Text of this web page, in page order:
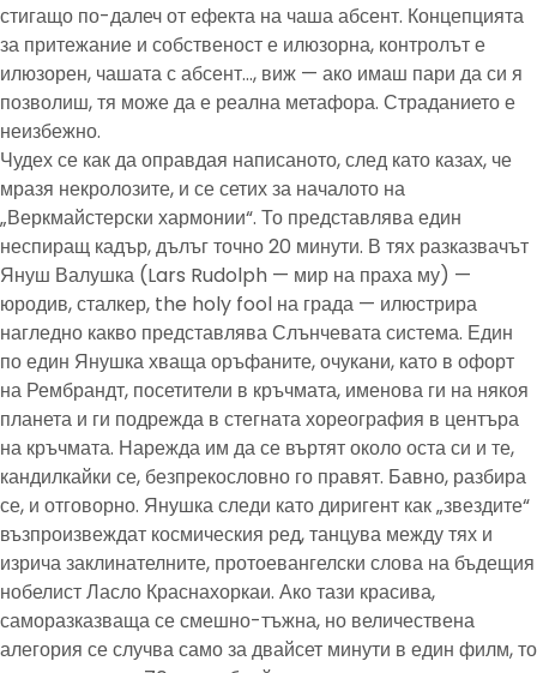
стигащо по-далеч от ефекта на чаша абсент. Концепцията
за притежание и собственост е илюзорна, контролът е
илюзорен, чашата с абсент…, виж — ако имаш пари да си я
позволиш, тя може да е реална метафора. Страданието е
неизбежно.
Чудех се как да оправдая написаното, след като казах, че
мразя некролозите, и се сетих за началото на
„Веркмайстерски хармонии“. То представлява един
неспиращ кадър, дълъг точно 20 минути. В тях разказвачът
Януш Валушка (Lars Rudolph — мир на праха му) —
юродив, сталкер, the holy fool на града — илюстрира
нагледно какво представлява Слънчевата система. Един
по един Янушка хваща оръфаните, очукани, като в офорт
на Рембрандт, посетители в кръчмата, именова ги на някоя
планета и ги подрежда в стегната хореография в центъра
на кръчмата. Нарежда им да се въртят около оста си и те,
кандилкайки се, безпрекословно го правят. Бавно, разбира
се, и отговорно. Янушка следи като диригент как „звездите“
възпроизвеждат космическия ред, танцува между тях и
изрича заклинателните, протоевангелски слова на бъдещия
нобелист Ласло Краснахоркаи. Ако тази красива,
саморазказваща се смешно-тъжна, но величествена
алегория се случва само за двайсет минути в един филм, то